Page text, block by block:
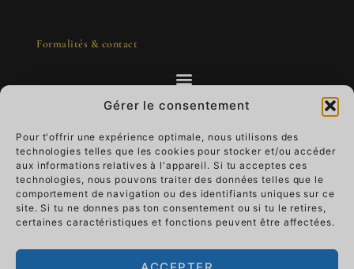
Gérer le consentement
Pour t'offrir une expérience optimale, nous utilisons des
technologies telles que les cookies pour stocker et/ou accéder
aux informations relatives à l'appareil. Si tu acceptes ces
technologies, nous pouvons traiter des données telles que le
comportement de navigation ou des identifiants uniques sur ce
site. Si tu ne donnes pas ton consentement ou si tu le retires,
certaines caractéristiques et fonctions peuvent être affectées.
Formalités & contact
L'art à emporter - un luxe qui vit
Imagine que ton œuvre d'art t'accompagne au
quotidien.Portez le luxe qui vit et donnez-
histoire devient partie intégrante de l'art.